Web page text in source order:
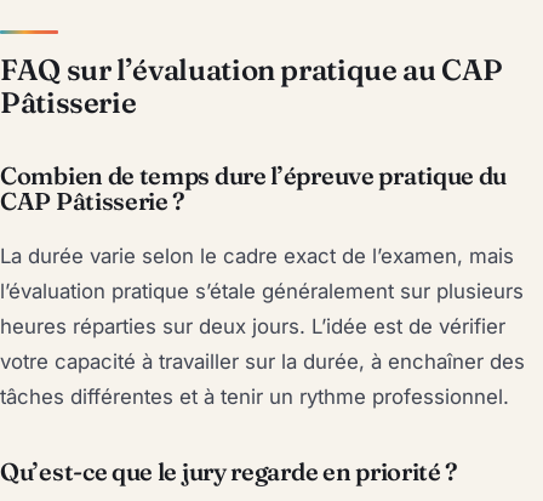
FAQ sur l’évaluation pratique au CAP
Pâtisserie
Combien de temps dure l’épreuve pratique du
CAP Pâtisserie ?
La durée varie selon le cadre exact de l’examen, mais
l’évaluation pratique s’étale généralement sur plusieurs
heures réparties sur deux jours. L’idée est de vérifier
votre capacité à travailler sur la durée, à enchaîner des
tâches différentes et à tenir un rythme professionnel.
Qu’est-ce que le jury regarde en priorité ?